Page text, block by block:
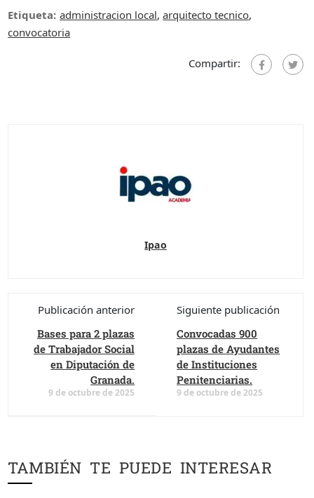
Etiqueta: administracion local,arquitecto tecnico,
convocatoria
Compartir:
Ipao
Publicación anterior
Bases para 2 plazas
de Trabajador Social
en Diputación de
Granada.
9 de octubre de 2025
Siguiente publicación
Convocadas 900
plazas de Ayudantes
de Instituciones
Penitenciarias.
9 de octubre de 2025
TAMBIÉN TE PUEDE INTERESAR